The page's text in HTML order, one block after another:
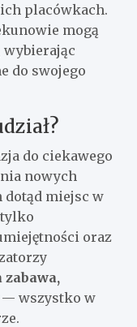
placówkach.
mogą
wybierając
do swojego
do ciekawego
nowych
dotąd miejsc w
oraz
— wszystko w